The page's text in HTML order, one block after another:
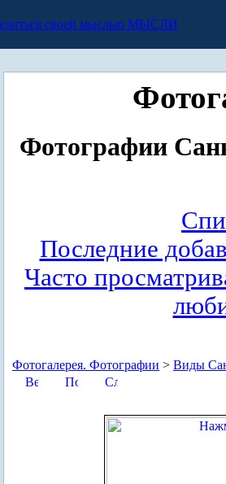
МЫСЛИ
Фотографии
Последние
Часто
Фотогалерея. Фотографии > Виды